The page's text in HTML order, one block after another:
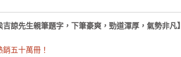
吉諒先生親筆題字，下筆豪爽，勁道渾厚，氣勢非凡】
五十萬冊！